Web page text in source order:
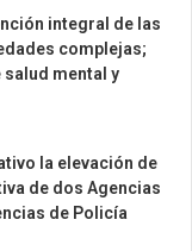
integral de las
complejas;
mental y
la elevación de
de dos Agencias
de Policía